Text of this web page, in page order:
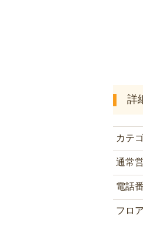
詳
カテ
通常
電話
フロア